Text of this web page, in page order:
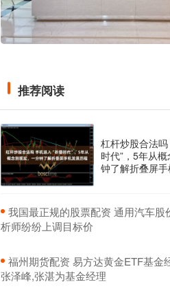
推荐阅读
杠杆炒股合法
时代”，5年从
钟了解折叠屏
我国最正规的股票配资 通用汽车股
析师纷纷上调目标价
福州期货配资 易方达黄金ETF基金
张泽峰,张湛为基金经理